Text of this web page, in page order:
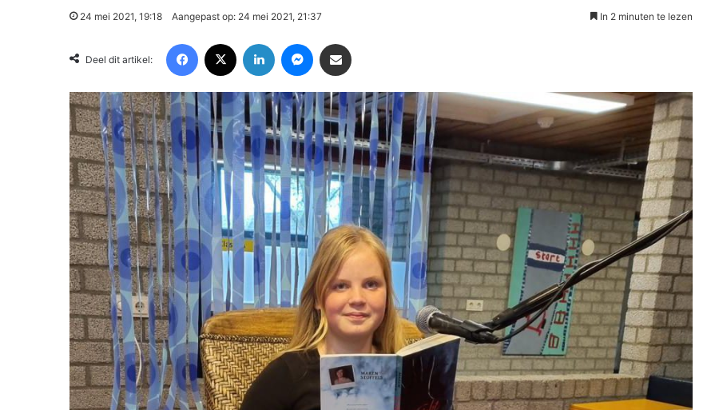
24 mei 2021, 19:18 Aangepast op: 24 mei 2021, 21:37 In 2 minuten te lezen
Deel dit artikel: